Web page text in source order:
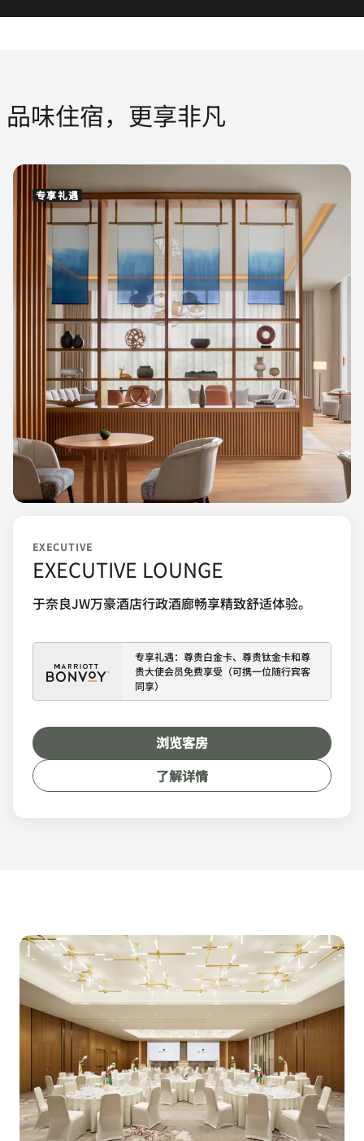
品味住宿，更享非凡
专享礼遇
EXECUTIVE
EXECUTIVE LOUNGE
于奈良JW万豪酒店行政酒廊畅享精致舒适体验。
专享礼遇：尊贵白金卡、尊贵钛金卡和尊
贵大使会员免费享受（可携一位随行宾客
同享）
浏览客房
了解详情